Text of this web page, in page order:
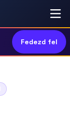
Fedezd fel